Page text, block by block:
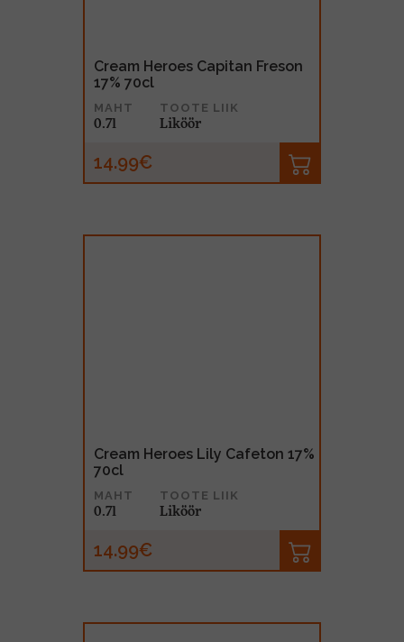
Cream Heroes Capitan Freson
17% 70cl
MAHT
0.7l
TOOTE LIIK
Liköör
14.99€
Cream Heroes Lily Cafeton 17%
70cl
MAHT
0.7l
TOOTE LIIK
Liköör
14.99€